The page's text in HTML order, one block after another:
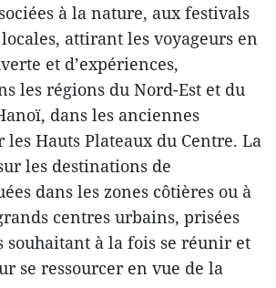
à la nature, aux festivals
attirant les voyageurs en
et d’expériences,
les régions du Nord-Est et du
dans les anciennes
les Hauts Plateaux du Centre. La
les destinations de
dans les zones côtières ou à
centres urbains, prisées
souhaitant à la fois se réunir et
se ressourcer en vue de la